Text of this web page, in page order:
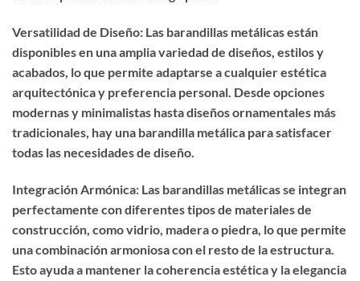
Versatilidad de Diseño: Las barandillas metálicas están
disponibles en una amplia variedad de diseños, estilos y
acabados, lo que permite adaptarse a cualquier estética
arquitectónica y preferencia personal. Desde opciones
modernas y minimalistas hasta diseños ornamentales más
tradicionales, hay una barandilla metálica para satisfacer
todas las necesidades de diseño.
Integración Armónica: Las barandillas metálicas se integran
perfectamente con diferentes tipos de materiales de
construcción, como vidrio, madera o piedra, lo que permite
una combinación armoniosa con el resto de la estructura.
Esto ayuda a mantener la coherencia estética y la elegancia